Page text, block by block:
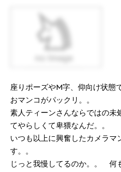
座りポーズやM字、仰向け状態
おマンコがパックリ。。
素人ティーンさんならではの未
てやらしくて卑猥なんだ。。
いつも以上に興奮したカメラマ
す。。
じっと我慢してるのか。。 何